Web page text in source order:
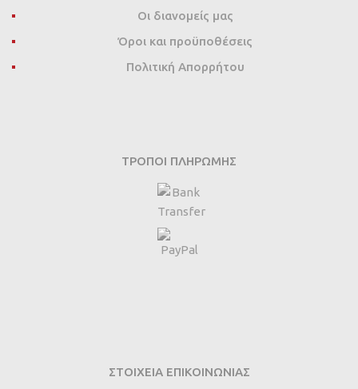
Οι διανομείς μας
Όροι και προϋποθέσεις
Πολιτική Απορρήτου
ΤΡΌΠΟΙ ΠΛΗΡΩΜΉΣ
ΣΤΟΙΧΕΙΑ ΕΠΙΚΟΙΝΩΝΙΑΣ